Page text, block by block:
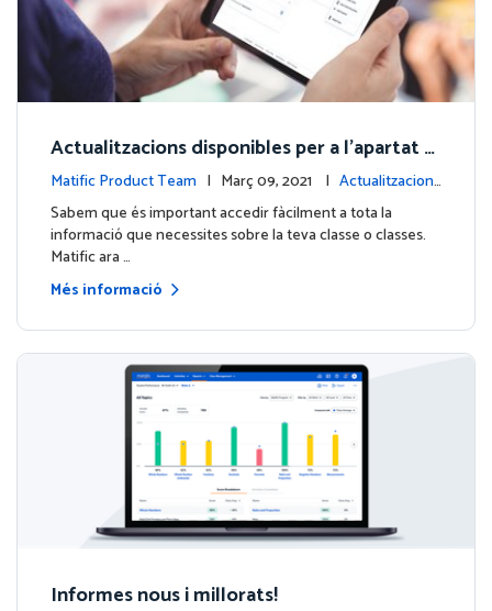
Actualitzacions disponibles per a l'apartat d
e Gestió de la classe!
Matific Product Team | Març 09, 2021 | Actualitzacions
de la plataforma
Sabem que és important accedir fàcilment a tota la
informació que necessites sobre la teva classe o classes.
Matific ara …
Més informació
Informes nous i millorats!